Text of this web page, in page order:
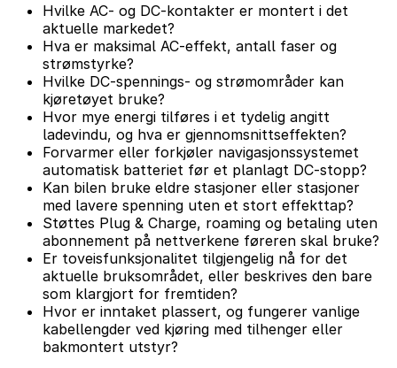
Hvilke AC- og DC-kontakter er montert i det
aktuelle markedet?
Hva er maksimal AC-effekt, antall faser og
strømstyrke?
Hvilke DC-spennings- og strømområder kan
kjøretøyet bruke?
Hvor mye energi tilføres i et tydelig angitt
ladevindu, og hva er gjennomsnittseffekten?
Forvarmer eller forkjøler navigasjonssystemet
automatisk batteriet før et planlagt DC-stopp?
Kan bilen bruke eldre stasjoner eller stasjoner
med lavere spenning uten et stort effekttap?
Støttes Plug & Charge, roaming og betaling uten
abonnement på nettverkene føreren skal bruke?
Er toveisfunksjonalitet tilgjengelig nå for det
aktuelle bruksområdet, eller beskrives den bare
som klargjort for fremtiden?
Hvor er inntaket plassert, og fungerer vanlige
kabellengder ved kjøring med tilhenger eller
bakmontert utstyr?